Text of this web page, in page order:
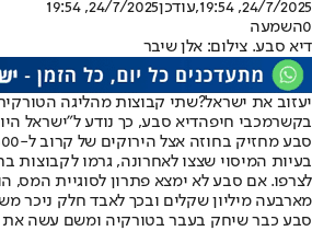
24/7/2025, 19:54
,עודכן24/7/2025, 19:54
0השמעה
דיא סבע. צילום: אלן שיבר
יעזוב את ישראל?שתי קבוצות מהליגה
בקשרמכבי חיפהדיא סבע, כך נודע ל"ישראל
סבע מחזיק בחוזה אצל הירוקים של קרוב ל-600 אלף דולר לעונה,
בעיות המיסוי שצצו לאחרונה, גרמו לקבוצות
לצרפו. אם סבע לא ימצא פתרון לסוגיית המס,
מארבעה מיליון שקלים ובכך לאבד חלק ניכר
סבע כבר שיחק בעבר בטורקיה ומשם עשה